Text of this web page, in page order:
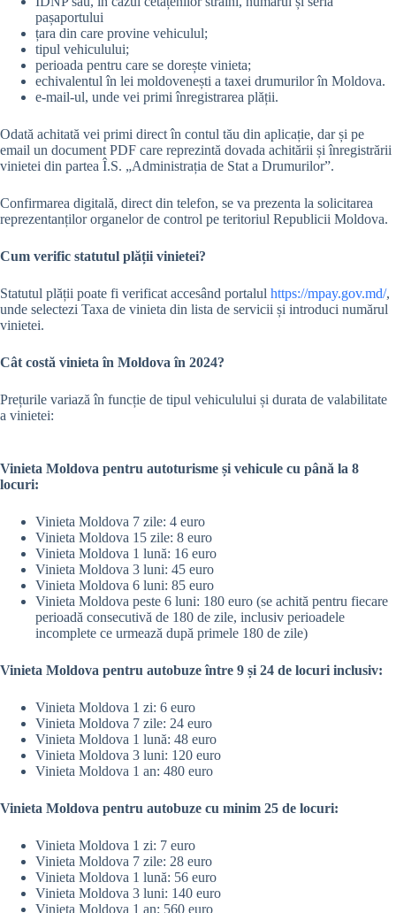
pașaportului
țara din care provine vehiculul;
tipul vehiculului;
perioada pentru care se dorește vinieta;
echivalentul în lei moldovenești a taxei drumurilor în Moldova.
e-mail-ul, unde vei primi înregistrarea plății.
Odată achitată vei primi direct în contul tău din aplicație, dar și pe
email un document PDF care reprezintă dovada achitării și înregistrării
vinietei din partea Î.S. „Administrația de Stat a Drumurilor”.
Confirmarea digitală, direct din telefon, se va prezenta la solicitarea
reprezentanților organelor de control pe teritoriul Republicii Moldova.
Cum verific statutul plății vinietei?
Statutul plății poate fi verificat accesând portalul https://mpay.gov.md/,
unde selectezi Taxa de vinieta din lista de servicii și introduci numărul
vinietei.
Cât costă vinieta în Moldova în 2024?
Prețurile variază în funcție de tipul vehiculului și durata de valabilitate
a vinietei:
Vinieta Moldova pentru autoturisme și vehicule cu până la 8
locuri:
Vinieta Moldova 7 zile: 4 euro
Vinieta Moldova 15 zile: 8 euro
Vinieta Moldova 1 lună: 16 euro
Vinieta Moldova 3 luni: 45 euro
Vinieta Moldova 6 luni: 85 euro
Vinieta Moldova peste 6 luni: 180 euro (se achită pentru fiecare
perioadă consecutivă de 180 de zile, inclusiv perioadele
incomplete ce urmează după primele 180 de zile)
Vinieta Moldova pentru autobuze între 9 și 24 de locuri inclusiv:
Vinieta Moldova 1 zi: 6 euro
Vinieta Moldova 7 zile: 24 euro
Vinieta Moldova 1 lună: 48 euro
Vinieta Moldova 3 luni: 120 euro
Vinieta Moldova 1 an: 480 euro
Vinieta Moldova pentru autobuze cu minim 25 de locuri:
Vinieta Moldova 1 zi: 7 euro
Vinieta Moldova 7 zile: 28 euro
Vinieta Moldova 1 lună: 56 euro
Vinieta Moldova 3 luni: 140 euro
Vinieta Moldova 1 an: 560 euro